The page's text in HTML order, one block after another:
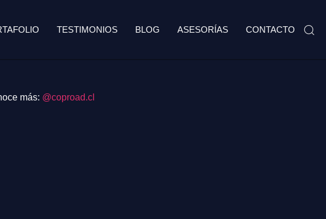
TESTIMONIOS BLOG ASESORÍAS CONTACTO
más: @coproad.cl